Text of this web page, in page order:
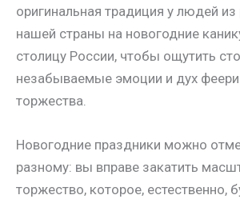
оригинальная традиция у людей
нашей страны на новогодние
столицу России, чтобы ощутить
незабываемые эмоции и дух
торжества.
Новогодние праздники можно
разному: вы вправе закатить
торжество, которое, естественно,